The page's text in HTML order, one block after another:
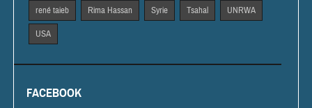
rené taieb Rima Hassan Syrie Tsahal UNRWA
USA
FACEBOOK